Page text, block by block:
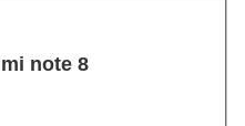
note 8